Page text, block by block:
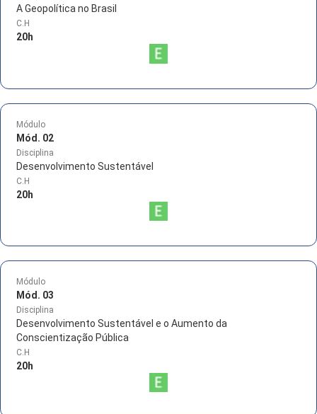
A Geopolítica no Brasil
C.H
20h
Módulo
Mód. 02
Disciplina
Desenvolvimento Sustentável
C.H
20h
Módulo
Mód. 03
Disciplina
Desenvolvimento Sustentável e o Aumento da
Conscientização Pública
C.H
20h